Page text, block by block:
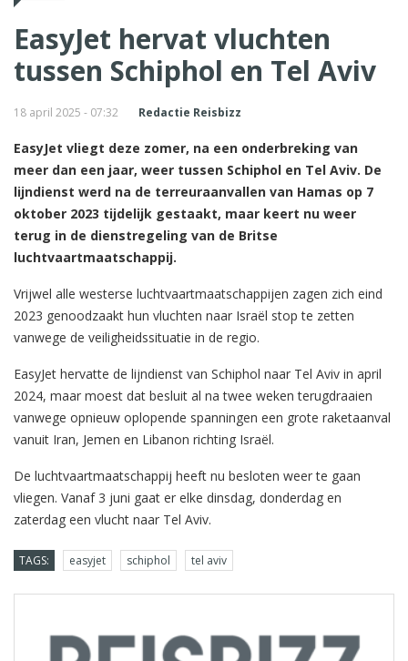
EasyJet hervat vluchten
tussen Schiphol en Tel Aviv
18 april 2025 - 07:32 Redactie Reisbizz
EasyJet vliegt deze zomer, na een onderbreking van
meer dan een jaar, weer tussen Schiphol en Tel Aviv. De
lijndienst werd na de terreuraanvallen van Hamas op 7
oktober 2023 tijdelijk gestaakt, maar keert nu weer
terug in de dienstregeling van de Britse
luchtvaartmaatschappij.
Vrijwel alle westerse luchtvaartmaatschappijen zagen zich eind
2023 genoodzaakt hun vluchten naar Israël stop te zetten
vanwege de veiligheidssituatie in de regio.
EasyJet hervatte de lijndienst van Schiphol naar Tel Aviv in april
2024, maar moest dat besluit al na twee weken terugdraaien
vanwege opnieuw oplopende spanningen een grote raketaanval
vanuit Iran, Jemen en Libanon richting Israël.
De luchtvaartmaatschappij heeft nu besloten weer te gaan
vliegen. Vanaf 3 juni gaat er elke dinsdag, donderdag en
zaterdag een vlucht naar Tel Aviv.
TAGS: easyjet schiphol tel aviv